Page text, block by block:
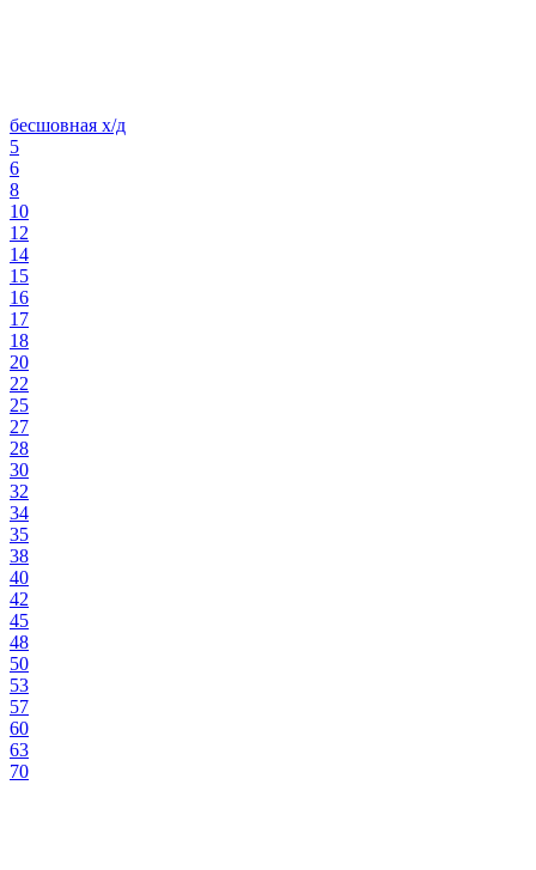
бесшовная х/д
5
6
8
10
12
14
15
16
17
18
20
22
25
27
28
30
32
34
35
38
40
42
45
48
50
53
57
60
63
70